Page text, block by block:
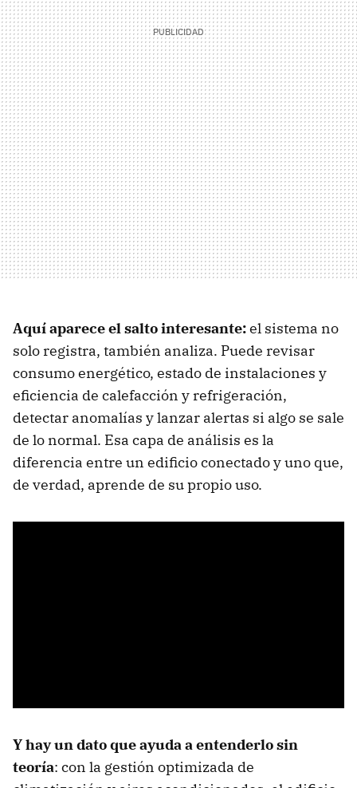
Aquí aparece el salto interesante:el sistema no
solo registra, también analiza. Puede revisar
consumo energético, estado de instalaciones y
eficiencia de calefacción y refrigeración,
detectar anomalías y lanzar alertas si algo se sale
de lo normal. Esa capa de análisis es la
diferencia entre un edificio conectado y uno que,
de verdad, aprende de su propio uso.
Y hay un dato que ayuda a entenderlo sin
teoría: con la gestión optimizada de